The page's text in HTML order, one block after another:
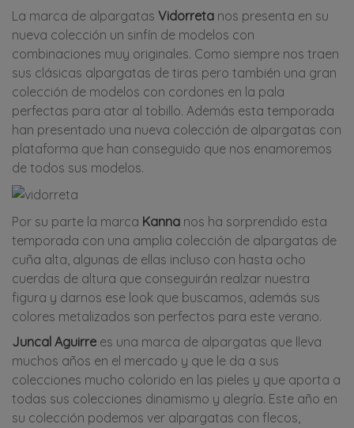
La marca de alpargatas Vidorreta nos presenta en su
nueva colección un sinfín de modelos con
combinaciones muy originales. Como siempre nos traen
sus clásicas alpargatas de tiras pero también una gran
colección de modelos con cordones en la pala
perfectas para atar al tobillo. Además esta temporada
han presentado una nueva colección de alpargatas con
plataforma que han conseguido que nos enamoremos
de todos sus modelos.
Por su parte la marca Kanna nos ha sorprendido esta
temporada con una amplia colección de alpargatas de
cuña alta, algunas de ellas incluso con hasta ocho
cuerdas de altura que conseguirán realzar nuestra
figura y darnos ese look que buscamos, además sus
colores metalizados son perfectos para este verano.
Juncal Aguirre es una marca de alpargatas que lleva
muchos años en el mercado y que le da a sus
colecciones mucho colorido en las pieles y que aporta a
todas sus colecciones dinamismo y alegría. Este año en
su colección podemos ver alpargatas con flecos,